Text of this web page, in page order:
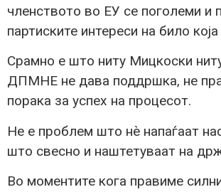
членството во ЕУ се поголеми и
партиските интереси на било која
Срамно е што ниту Мицкоски
ДПМНЕ не дава поддршка, не
порака за успех на процесот.
Не е проблем што нѐ напаѓаат
што свесно и наштетуваат на
Во моментите кога правиме